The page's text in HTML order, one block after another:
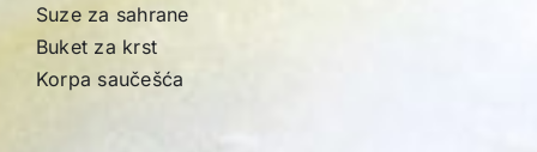
Suze za sahrane
Buket za krst
Korpa saučešća